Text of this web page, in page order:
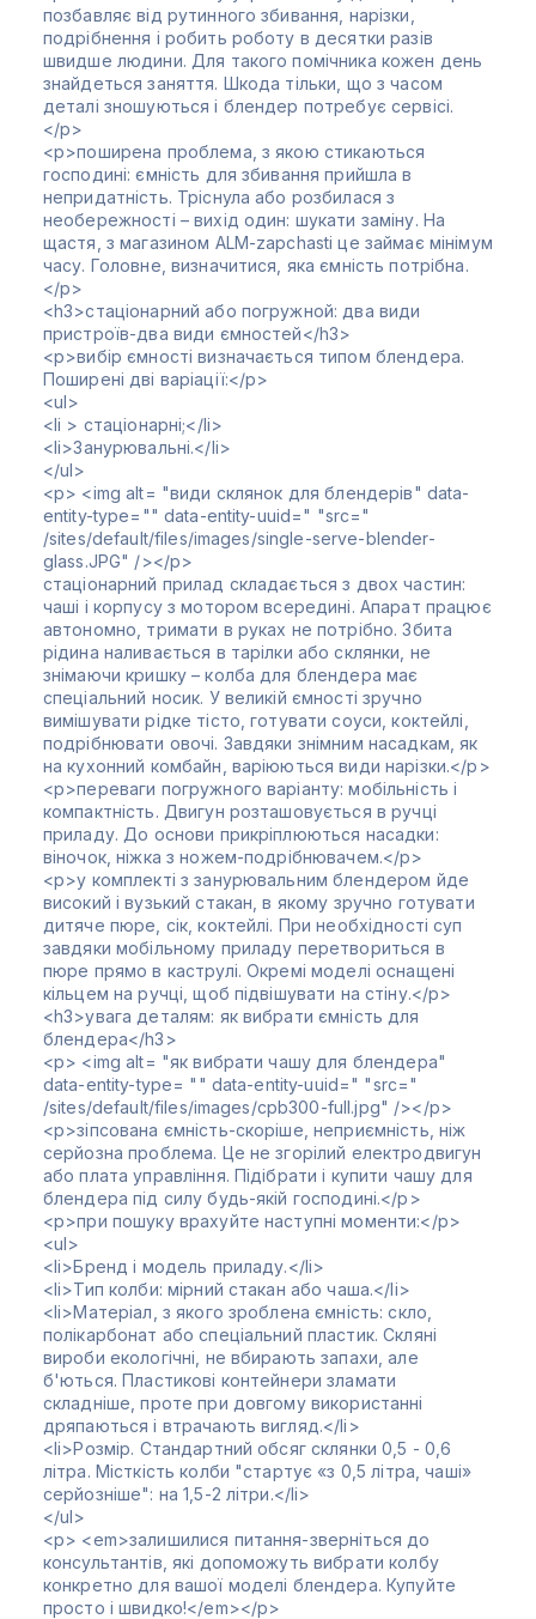
позбавляє від рутинного збивання, нарізки,
подрібнення і робить роботу в десятки разів
швидше людини. Для такого помічника кожен день
знайдеться заняття. Шкода тільки, що з часом
деталі зношуються і блендер потребує сервісі.
</p>
<p>поширена проблема, з якою стикаються
господині: ємність для збивання прийшла в
непридатність. Тріснула або розбилася з
необережності – вихід один: шукати заміну. На
щастя, з магазином ALM-zapchasti це займає мінімум
часу. Головне, визначитися, яка ємність потрібна.
</p>
<h3>стаціонарний або погружной: два види
пристроїв-два види ємностей</h3>
<p>вибір ємності визначається типом блендера.
Поширені дві варіації:</p>
<ul>
<li > стаціонарні;</li>
<li>Занурювальні.</li>
</ul>
<p> <img alt= "види склянок для блендерів" data-
entity-type="" data-entity-uuid=" "src="
/sites/default/files/images/single-serve-blender-
glass.JPG" /></p>
стаціонарний прилад складається з двох частин:
чаші і корпусу з мотором всередині. Апарат працює
автономно, тримати в руках не потрібно. Збита
рідина наливається в тарілки або склянки, не
знімаючи кришку – колба для блендера має
спеціальний носик. У великій ємності зручно
вимішувати рідке тісто, готувати соуси, коктейлі,
подрібнювати овочі. Завдяки знімним насадкам, як
на кухонний комбайн, варіюються види нарізки.</p>
<p>переваги погружного варіанту: мобільність і
компактність. Двигун розташовується в ручці
приладу. До основи прикріплюються насадки:
віночок, ніжка з ножем-подрібнювачем.</p>
<p>у комплекті з занурювальним блендером йде
високий і вузький стакан, в якому зручно готувати
дитяче пюре, сік, коктейлі. При необхідності суп
завдяки мобільному приладу перетвориться в
пюре прямо в каструлі. Окремі моделі оснащені
кільцем на ручці, щоб підвішувати на стіну.</p>
<h3>увага деталям: як вибрати ємність для
блендера</h3>
<p> <img alt= "як вибрати чашу для блендера"
data-entity-type= "" data-entity-uuid=" "src="
/sites/default/files/images/cpb300-full.jpg" /></p>
<p>зіпсована ємність-скоріше, неприємність, ніж
серйозна проблема. Це не згорілий електродвигун
або плата управління. Підібрати і купити чашу для
блендера під силу будь-якій господині.</p>
<p>при пошуку врахуйте наступні моменти:</p>
<ul>
<li>Бренд і модель приладу.</li>
<li>Тип колби: мірний стакан або чаша.</li>
<li>Матеріал, з якого зроблена ємність: скло,
полікарбонат або спеціальний пластик. Скляні
вироби екологічні, не вбирають запахи, але
б'ються. Пластикові контейнери зламати
складніше, проте при довгому використанні
дряпаються і втрачають вигляд.</li>
<li>Розмір. Стандартний обсяг склянки 0,5 - 0,6
літра. Місткість колби "стартує «з 0,5 літра, чаші»
серйозніше": на 1,5-2 літри.</li>
</ul>
<p> <em>залишилися питання-зверніться до
консультантів, які допоможуть вибрати колбу
конкретно для вашої моделі блендера. Купуйте
просто і швидко!</em></p>